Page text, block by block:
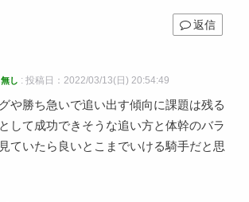
返信
し : 投稿日：2022/03/13(日) 20:54:49
や勝ち急いで追い出す傾向に課題は残る
して成功できそうな追い方と体幹のバラ
ていたら良いとこまでいける騎手だと思